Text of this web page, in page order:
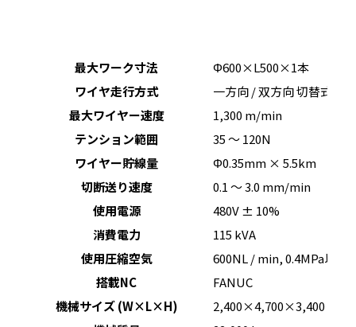
最大ワーク寸法
Φ600×L500×1本
ワイヤ走行方式
一方向 / 双方向 切替式
最大ワイヤー速度
1,300 m/min
テンション範囲
35 ～ 120N
ワイヤー貯線量
Φ0.35mm × 5.5km
切断送り速度
0.1 ～ 3.0 mm/min
使用電源
480V ± 10%
消費電力
115 kVA
使用圧縮空気
600NL / min, 0.4MPa以上
搭載NC
FANUC
機械サイズ (W×L×H)
2,400×4,700×3,400 mm